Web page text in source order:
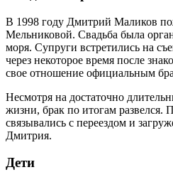
В 1998 году Дмитрий Маликов
Мельниковой. Свадьба была
моря. Супруги встретились на
через некоторое время после
свое отношение официальным
Несмотря на достаточно
жизни, брак по итогам развелся.
связывались с переездом и
Дмитрия.
Дети